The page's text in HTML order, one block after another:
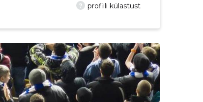
? profiili külastust